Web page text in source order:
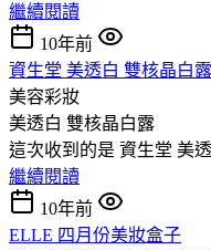
繼續閱讀
10年前
資生堂 美透白 雙核晶白露
美容彩妝
美透白 雙核晶白露
這次收到的是 資生堂 美
繼續閱讀
10年前
ELLE 四月份美妝盒子